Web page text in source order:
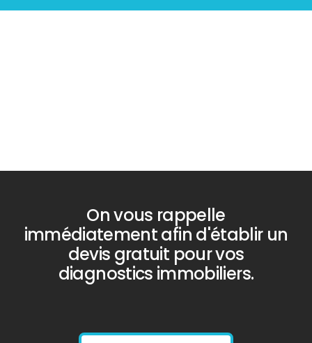
On vous rappelle
immédiatement afin d'établir un
devis gratuit pour vos
diagnostics immobiliers.